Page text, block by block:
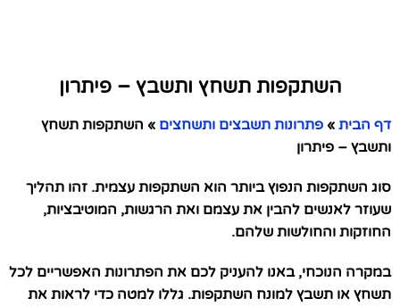
השתקפות תשחץ ותשבץ – פיתרון
דף הבית » פתרונות תשבצים ותשחצים » השתקפות תשחץ
ותשבץ – פיתרון
סוג השתקפות הנפוץ ביותר הוא השתקפות עצמית. זהו תהליך
שעוזר לאנשים להבין את עצמם ואת הרגשות, המוטיבציות,
החוזקות והחולשות שלהם.
במקרה הנוכחי, באנו להעניק לכם את הפתרונות האפשריים לכל
תשחץ או תשבץ למונח השתקפות. גללו למטה כדי לראות את